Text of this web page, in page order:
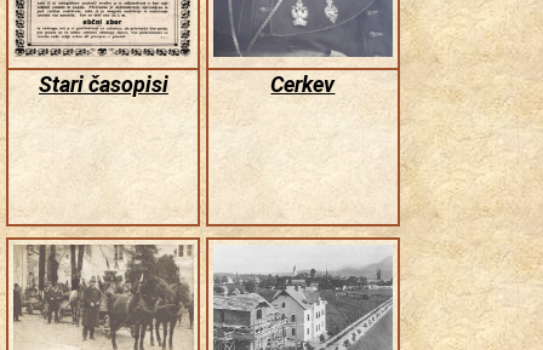
Stari časopisi Cerkev